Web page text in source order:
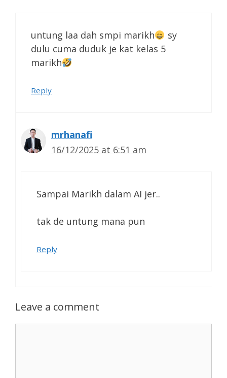
untung laa dah smpi marikh
sy
dulu cuma duduk je kat kelas 5
marikh
Reply
mrhanafi
16/12/2025 at 6:51 am
Sampai Marikh dalam AI jer..
tak de untung mana pun
Reply
Leave a comment